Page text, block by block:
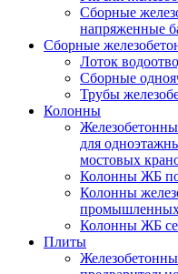
Сборные
напряженные
Сборные
Лоток
Сборные
Трубы
Колонны
для
мостовых
Колонны ЖБ
Колонны
Колонны ЖБ
Плиты